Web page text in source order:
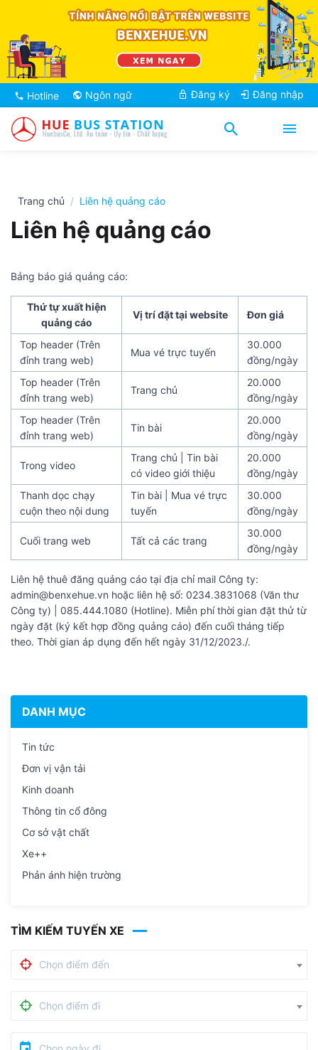
Hotline Ngôn ngữ Đăng ký Đăng nhập
Trang chủ Liên hệ quảng cáo
Liên hệ quảng cáo
Bảng báo giá quảng cáo:
Thứ tự xuất hiện
quảng cáo
Vị trí đặt tại website Đơn giá
Top header (Trên
đỉnh trang web)
Mua vé trực tuyến
30.000
đồng/ngày
Top header (Trên
đỉnh trang web)
Trang chủ
20.000
đồng/ngày
Top header (Trên
đỉnh trang web)
Tin bài
20.000
đồng/ngày
Trong video
Trang chủ | Tin bài
có video giới thiệu
20.000
đồng/ngày
Thanh dọc chạy
cuộn theo nội dung
Tin bài | Mua vé trực
tuyến
30.000
đồng/ngày
Cuối trang web Tất cả các trang
30.000
đồng/ngày
Liên hệ thuê đăng quảng cáo tại địa chỉ mail Công ty:
admin@benxehue.vn hoặc liên hệ số: 0234.3831068 (Văn thư
Công ty) | 085.444.1080 (Hotline). Miễn phí thời gian đặt thử từ
ngày đặt (ký kết hợp đồng quảng cáo) đến cuối tháng tiếp
theo. Thời gian áp dụng đến hết ngày 31/12/2023./.
DANH MỤC
Tin tức
Đơn vị vận tải
Kinh doanh
Thông tin cổ đông
Cơ sở vật chất
Xe++
Phản ánh hiện trường
TÌM KIẾM TUYẾN XE
Chọn điểm đến
Chọn điểm đi